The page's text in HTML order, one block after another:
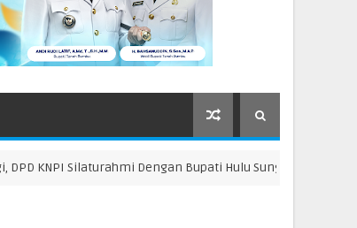
Silaturahmi Dengan Bupati Hulu Sungai Selatan